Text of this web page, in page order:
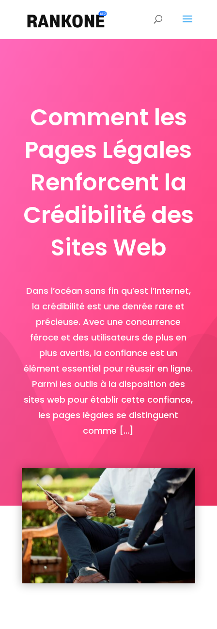
Comment les
Pages Légales
Renforcent la
Crédibilité des
Sites Web
Dans l’océan sans fin qu’est l’Internet,
la crédibilité est une denrée rare et
précieuse. Avec une concurrence
féroce et des utilisateurs de plus en
plus avertis, la confiance est un
élément essentiel pour réussir en ligne.
Parmi les outils à la disposition des
sites web pour établir cette confiance,
les pages légales se distinguent
comme […]